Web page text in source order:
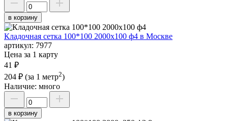
в корзину
Кладочная сетка 100*100 2000х100 ф4 в Москве
артикул: 7977
Цена за 1 карту
41 ₽
204 ₽ (за 1 метр2)
Наличие: много
в корзину